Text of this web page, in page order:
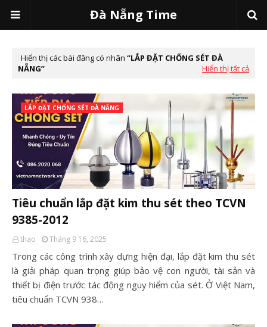
Đà Nẵng Time
Hiển thị các bài đăng có nhãn
LẮP ĐẶT CHỐNG SÉT ĐÀ
NẴNG
Hiển thị tất cả
LẮP ĐẶT CHỐNG SÉT ĐÀ NẴNG
Tiêu chuẩn lắp đặt kim thu sét theo TCVN
9385-2012
thao Tháng 9 16, 2025
Trong các công trình xây dựng hiện đại, lắp đặt kim thu sét
là giải pháp quan trọng giúp bảo vệ con người, tài sản và
thiết bị điện trước tác động nguy hiểm của sét. Ở Việt Nam,
tiêu chuẩn TCVN 938…